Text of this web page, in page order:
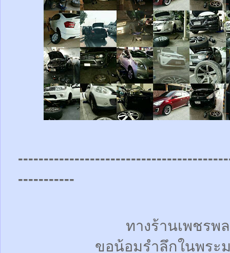
-----------
ทางร้านเพชรพ
ขอน้อมรำลึกในพร